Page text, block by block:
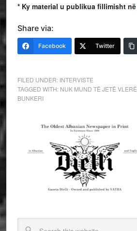
* Ky material u publikua fillimisht në
Share via:
Facebook Twitter
FILED UNDER: INTERVISTE
TAGGED WITH: NUK MUND TË JETË VLERË
BUNKERI